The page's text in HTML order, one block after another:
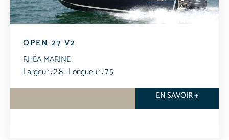
OPEN 27 V2
RHÉA MARINE
Largeur : 2.8– Longueur : 7.5
EN SAVOIR +